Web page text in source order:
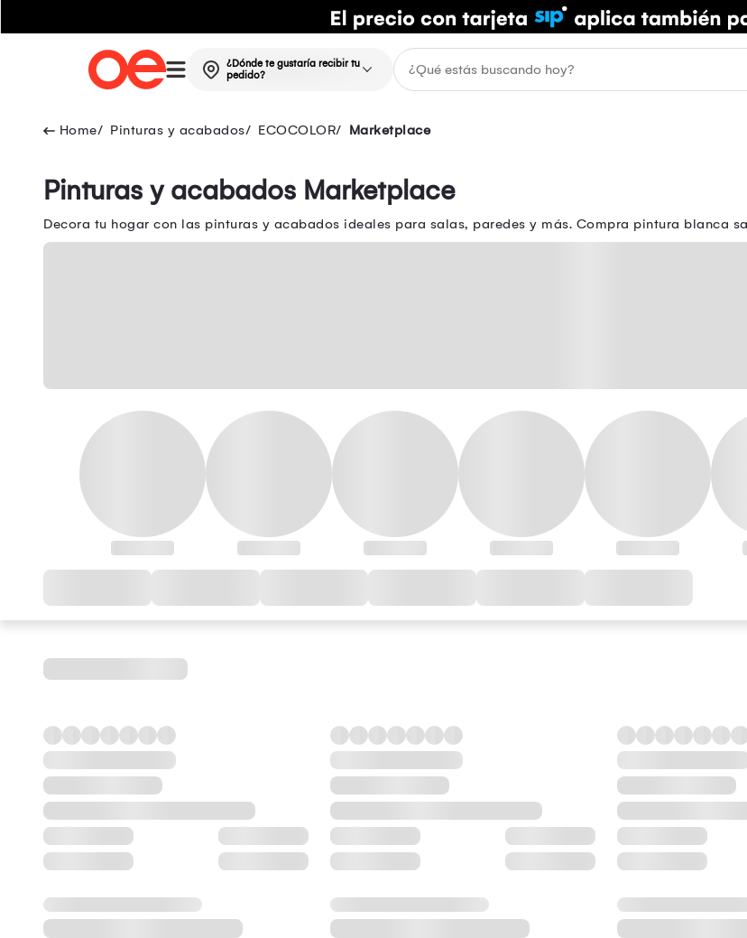
¿Dónde te gustaría recibir tu
pedido?
Pinturas y acabados ECOCOLOR Marketplace
Pinturas y acabados Marketplace
Decora tu hogar con las pinturas y acabados ideales para salas, paredes y más. Compra pintura blanca